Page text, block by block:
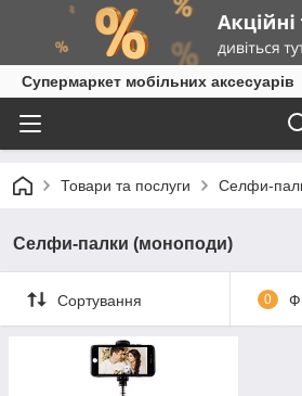
Супермаркет мобільних аксесуарів
Товари та послуги Селфи-
Селфи-палки (моноподи)
Сортування 0